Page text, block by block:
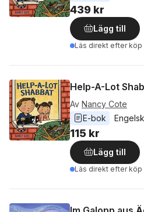
439 kr
Lägg till
Läs direkt efter köp
Help-A-Lot
Av Nancy Cote
E-bok
115 kr
Lägg till
Läs direkt efter köp